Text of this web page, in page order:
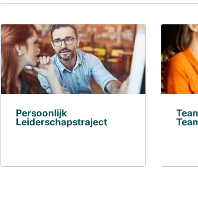
Persoonlijk
Leiderschapstraject